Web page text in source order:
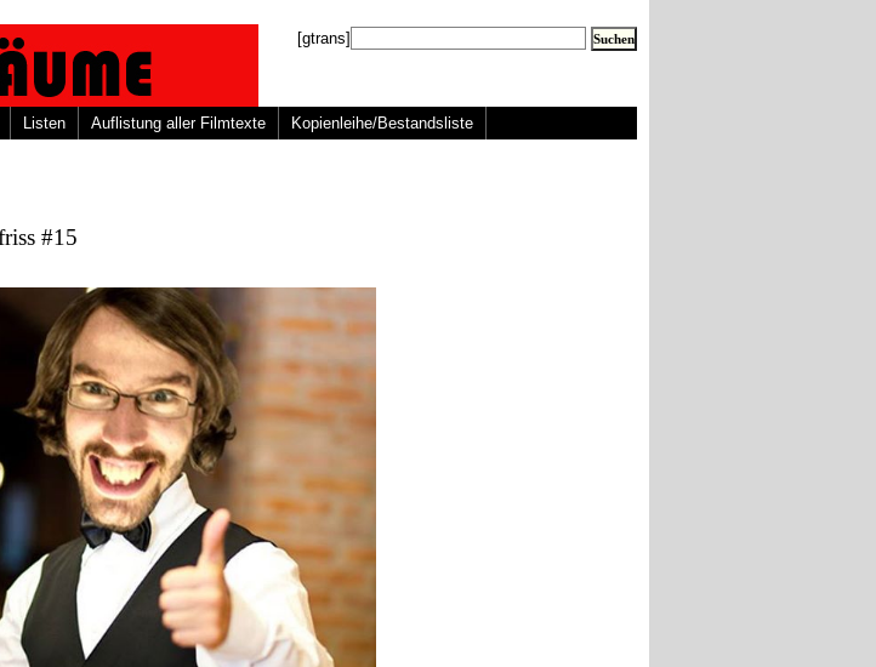
[gtrans]
Listen Auflistung aller Filmtexte Kopienleihe/Bestandsliste
#15